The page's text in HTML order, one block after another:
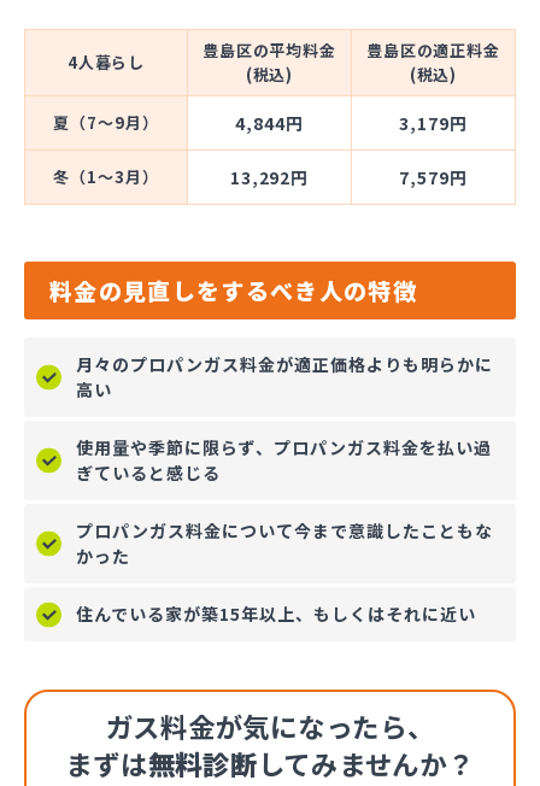
4人暮らし
豊島区の平均料金
(税込)
豊島区の適正料金
(税込)
夏（7～9月） 4,844円 3,179円
冬（1～3月） 13,292円 7,579円
料金の見直しをするべき人の特徴
月々のプロパンガス料金が適正価格よりも明らかに
高い
使用量や季節に限らず、プロパンガス料金を払い過
ぎていると感じる
プロパンガス料金について今まで意識したこともな
かった
住んでいる家が築15年以上、もしくはそれに近い
ガス料金が気になったら、
まずは無料診断してみませんか？